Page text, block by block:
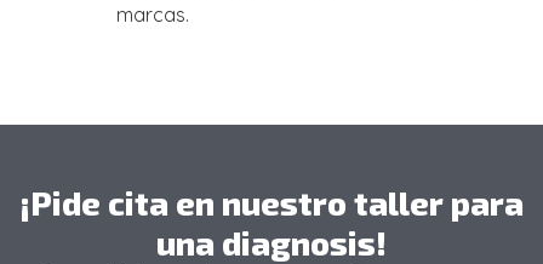
marcas.
¡Pide cita en nuestro taller para
una diagnosis!